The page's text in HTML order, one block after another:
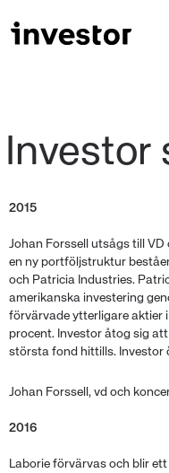
2015
Johan Forssell utsågs till
en ny portföljstruktur
och Patricia Industries.
amerikanska investering
förvärvade ytterligare aktier
procent. Investor åtog sig att
största fond hittills. Investor
Johan Forssell, vd och
2016
Laborie förvärvas och blir